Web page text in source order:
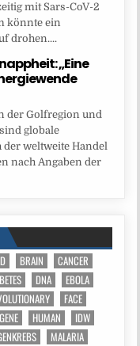
mit Sars-CoV-2
könnte ein
drohen....
„Eine
der Golfregion und
globale
der weltweite Handel
nach Angaben der
BRAIN
CANCER
DNA
EBOLA
FACE
GENE HUMAN
IDW
MALARIA